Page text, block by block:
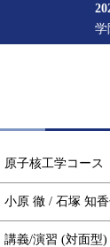
学
原子核工学コース
小原 徹 / 石塚 知
講義/演習 (対面型)